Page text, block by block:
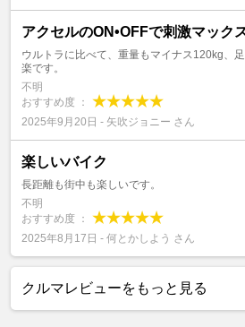
アクセルのON•OFFで刺激マック
ウルトラに比べて、重量もマイナス120kg、
楽です。
不明
おすすめ度 ：
2025年9月20日 - 矢吹ジョニー さん
楽しいバイク
長距離も街中も楽しいです。
不明
おすすめ度 ：
2025年8月17日 - 何とかしよう さん
クルマレビューをもっと見る